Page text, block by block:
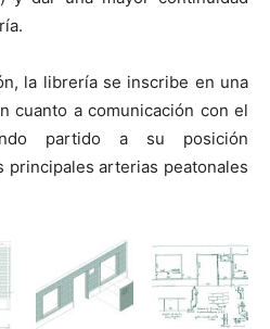
la librería se inscribe en una
cuanto a comunicación con el
partido a su posición
principales arterias peatonales